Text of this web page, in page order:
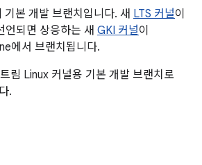
본 개발 브랜치입니다. 새 LTS 커널이
언되면 상응하는 새 GKI 커널이
에서 브랜치됩니다.
림 Linux 커널용 기본 개발 브랜치로
.